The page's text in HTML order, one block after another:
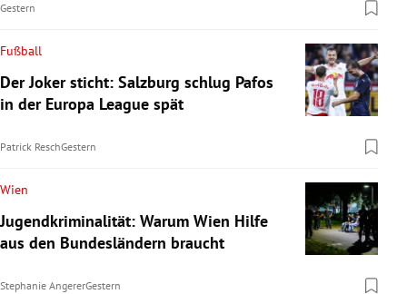
Gestern
Fußball
Der Joker sticht: Salzburg schlug Pafos
in der Europa League spät
Patrick ReschGestern
Wien
Jugendkriminalität: Warum Wien Hilfe
aus den Bundesländern braucht
Stephanie AngererGestern